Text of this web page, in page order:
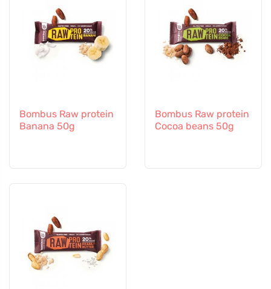
Bombus Raw protein
Banana 50g
Bombus Raw protein
Cocoa beans 50g